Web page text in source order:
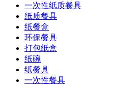
一次性纸质餐具
纸质餐具
纸餐盒
环保餐具
打包纸盒
纸碗
纸餐具
一次性餐具